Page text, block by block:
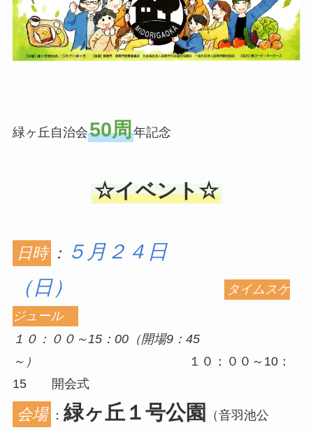
緑ヶ丘自治会50周年記念
☆イベント☆
日時 ： ５月２４日
（日）
タイムスケ
ジュール
１０：００～15：00（開場9：45
～）
１０：００～10：
15 開会式
会場 ：緑ヶ丘１号公園
（音羽池公